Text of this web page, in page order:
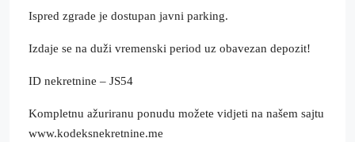
Ispred zgrade je dostupan javni parking.
Izdaje se na duži vremenski period uz obavezan depozit!
ID nekretnine – JS54
Kompletnu ažuriranu ponudu možete vidjeti na našem sajtu
www.kodeksnekretnine.me